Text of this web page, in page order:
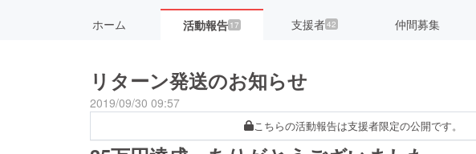
ホーム 活動報告 17 支援者42 仲間募集
リターン発送のお知らせ
2019/09/30 09:57
こちらの活動報告は支援者限定の公開です。